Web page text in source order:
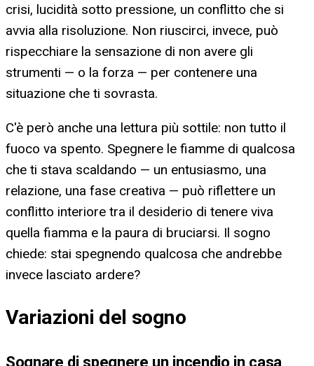
crisi, lucidità sotto pressione, un conflitto che si
avvia alla risoluzione. Non riuscirci, invece, può
rispecchiare la sensazione di non avere gli
strumenti — o la forza — per contenere una
situazione che ti sovrasta.
C'è però anche una lettura più sottile: non tutto il
fuoco va spento. Spegnere le fiamme di qualcosa
che ti stava scaldando — un entusiasmo, una
relazione, una fase creativa — può riflettere un
conflitto interiore tra il desiderio di tenere viva
quella fiamma e la paura di bruciarsi. Il sogno
chiede: stai spegnendo qualcosa che andrebbe
invece lasciato ardere?
Variazioni del sogno
Sognare di spegnere un incendio in casa